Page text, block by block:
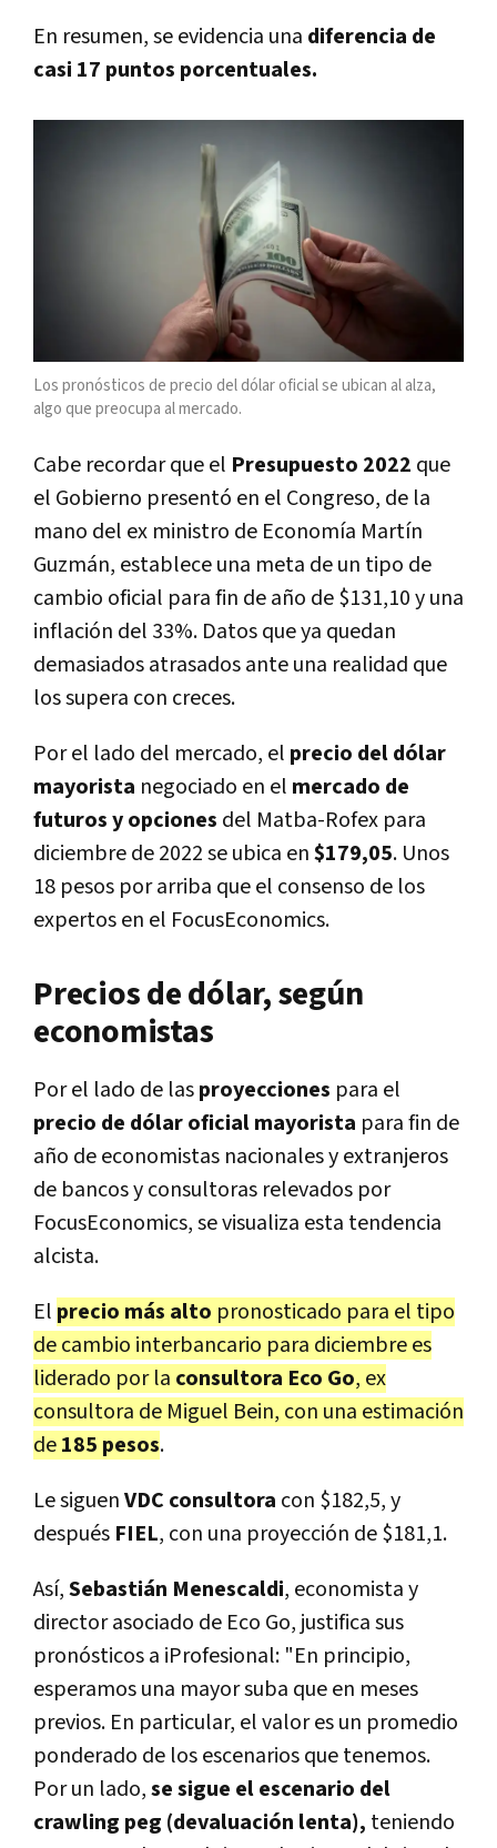
En resumen, se evidencia una diferencia de
casi 17 puntos porcentuales.
Los pronósticos de precio del dólar oficial se ubican al alza,
algo que preocupa al mercado.
Cabe recordar que el Presupuesto 2022 que
el Gobierno presentó en el Congreso, de la
mano del ex ministro de Economía Martín
Guzmán, establece una meta de un tipo de
cambio oficial para fin de año de $131,10 y una
inflación del 33%. Datos que ya quedan
demasiados atrasados ante una realidad que
los supera con creces.
Por el lado del mercado, el precio del dólar
mayorista negociado en el mercado de
futuros y opciones del Matba-Rofex para
diciembre de 2022 se ubica en$179,05. Unos
18 pesos por arriba que el consenso de los
expertos en el FocusEconomics.
Precios de dólar, según
economistas
Por el lado de lasproyecciones para el
precio de dólar oficial mayorista para fin de
año de economistas nacionales y extranjeros
de bancos y consultoras relevados por
FocusEconomics, se visualiza esta tendencia
alcista.
El precio más alto pronosticado para el tipo
de cambio interbancario para diciembre es
liderado por la consultora Eco Go, ex
consultora de Miguel Bein, con una estimación
de185 pesos.
Le siguenVDC consultora con $182,5, y
después FIEL, con una proyección de $181,1.
Así,Sebastián Menescaldi, economista y
director asociado de Eco Go, justifica sus
pronósticos a iProfesional: "En principio,
esperamos una mayor suba que en meses
previos. En particular, el valor es un promedio
ponderado de los escenarios que tenemos.
Por un lado,se sigue el escenario del
crawling peg (devaluación lenta), teniendo